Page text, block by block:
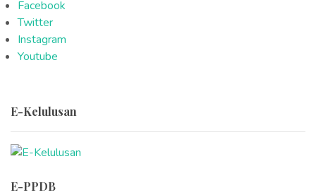
Facebook
Twitter
Instagram
Youtube
E-Kelulusan
E-PPDB